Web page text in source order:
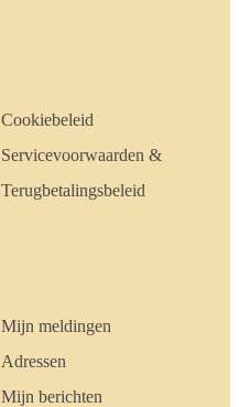
Cookiebeleid
Servicevoorwaarden &
Terugbetalingsbeleid
Mijn meldingen
Adressen
Mijn berichten